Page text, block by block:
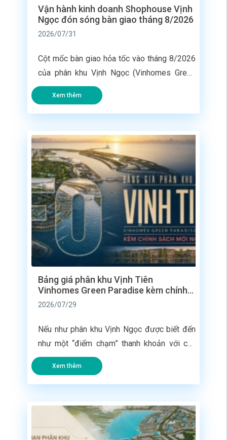
Vận hành kinh doanh Shophouse Vịnh
Ngọc đón sóng bàn giao tháng 8/2026
2026/07/31
Cột mốc bàn giao hỏa tốc vào tháng 8/2026
của phân khu Vịnh Ngọc (Vinhomes Green
Paradise) đang biến các dãy nhà phố liền kề
tại đây thành giỏ hàng có tốc độ đưa vào
khai thác nhanh nhất toàn siêu đô thị lấn
[…]
Xem thêm
Bảng giá phân khu Vịnh Tiên
Vinhomes Green Paradise kèm chính
sách mới nhất
2026/07/29
Nếu như phân khu Vịnh Ngọc được biết đến
như một “điểm chạm” thanh khoản với các
dãy nhà liền kề bàn giao ngay vào tháng
8/2026, thì phân khu Vịnh Tiên tại siêu đô thị
lấn biển Vinhomes Green Paradise (2.870
tư dòng tiền […]
Xem thêm